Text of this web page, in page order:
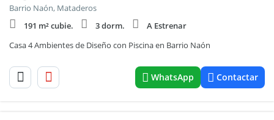
Barrio Naón, Mataderos
191 m² cubie.
3 dorm.
A Estrenar
Casa 4 Ambientes de Diseño con Piscina en Barrio Naón
WhatsApp Contactar